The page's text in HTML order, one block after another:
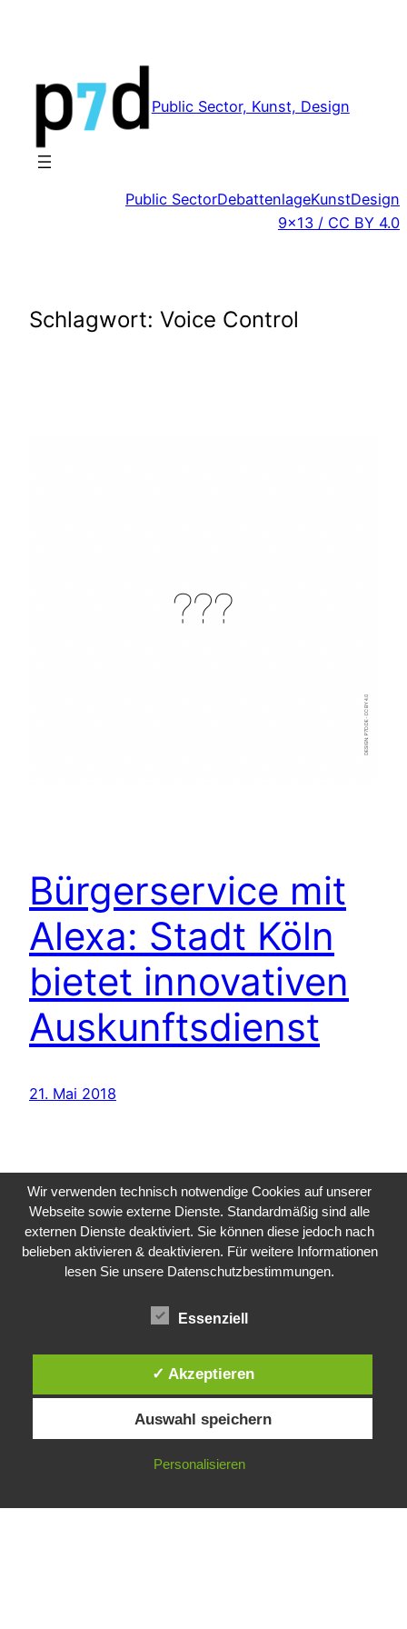
Public Sector, Kunst, Design
Public SectorDebattenlageKunstDesign
9×13 / CC BY 4.0
Schlagwort: Voice Control
Bürgerservice mit
Alexa: Stadt Köln
bietet innovativen
Auskunftsdienst
21. Mai 2018
Public Sector, Kunst, Design
Datenschutz
Wir verwenden technisch notwendige Cookies auf unserer
Webseite sowie externe Dienste. Standardmäßig sind alle
externen Dienste deaktiviert. Sie können diese jedoch nach
belieben aktivieren & deaktivieren. Für weitere Informationen
lesen Sie unsere Datenschutzbestimmungen.
Essenziell
✓ Akzeptieren
Auswahl speichern
Personalisieren